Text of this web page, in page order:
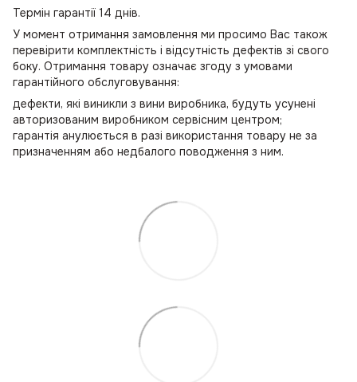
Термін гарантії 14 днів.
У момент отримання замовлення ми просимо Вас також
перевірити комплектність і відсутність дефектів зі свого
боку. Отримання товару означає згоду з умовами
гарантійного обслуговування:
дефекти, які виникли з вини виробника, будуть усунені
авторизованим виробником сервісним центром;
гарантія анулюється в разі використання товару не за
призначенням або недбалого поводження з ним.